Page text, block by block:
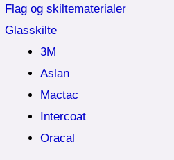
Flag og skiltematerialer
Glasskilte
3M
Aslan
Mactac
Intercoat
Oracal